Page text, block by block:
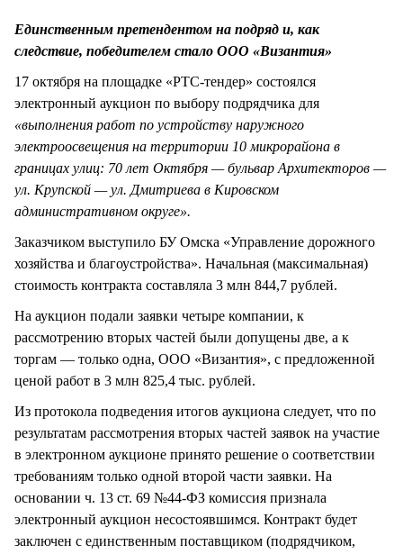
Единственным претендентом на подряд и, как
следствие, победителем стало ООО «Византия»
17 октября на площадке «РТС-тендер» состоялся
электронный аукцион по выбору подрядчика для
«выполнения работ по устройству наружного
электроосвещения на территории 10 микрорайона в
границах улиц: 70 лет Октября — бульвар Архитекторов —
ул. Крупской — ул. Дмитриева в Кировском
административном округе».
Заказчиком выступило БУ Омска «Управление дорожного
хозяйства и благоустройства». Начальная (максимальная)
стоимость контракта составляла 3 млн 844,7 рублей.
На аукцион подали заявки четыре компании, к
рассмотрению вторых частей были допущены две, а к
торгам — только одна, ООО «Византия», с предложенной
ценой работ в 3 млн 825,4 тыс. рублей.
Из протокола подведения итогов аукциона следует, что по
результатам рассмотрения вторых частей заявок на участие
в электронном аукционе принято решение о соответствии
требованиям только одной второй части заявки. На
основании ч. 13 ст. 69 №44-ФЗ комиссия признала
электронный аукцион несостоявшимся. Контракт будет
заключен с единственным поставщиком (подрядчиком,